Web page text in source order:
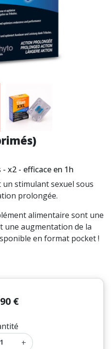
x2 - efficace en 1h
un stimulant sexuel sous
prolongée.
alimentaire sont une
une augmentation de la
en format pocket !
€
+